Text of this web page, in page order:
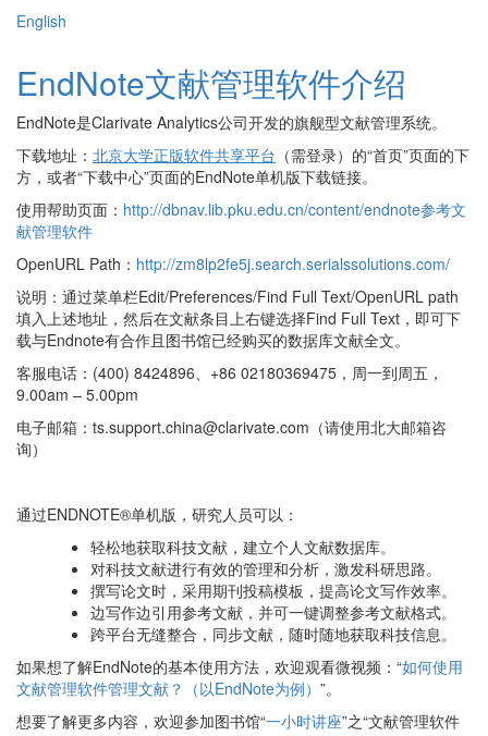
English
EndNote文献管理软件介绍
EndNote是Clarivate Analytics公司开发的旗舰型文献管理系统。
下载地址： 北京大学正版软件共享平台 （需登录）的“首页”页面的下
方，或者“下载中心”页面的EndNote单机版下载链接。
使用帮助页面： http://dbnav.lib.pku.edu.cn/content/endnote参考文
献管理软件
OpenURL Path： http://zm8lp2fe5j.search.serialssolutions.com/
说明：通过菜单栏Edit/Preferences/Find Full Text/OpenURL path
填入上述地址，然后在文献条目上右键选择Find Full Text，即可下
载与Endnote有合作且图书馆已经购买的数据库文献全文。
客服电话：(400) 8424896、+86 02180369475，周一到周五，
9.00am – 5.00pm
电子邮箱：ts.support.china@clarivate.com（请使用北大邮箱咨
询）
通过ENDNOTE®单机版，研究人员可以：
轻松地获取科技文献，建立个人文献数据库。
对科技文献进行有效的管理和分析，激发科研思路。
撰写论文时，采用期刊投稿模板，提高论文写作效率。
边写作边引用参考文献，并可一键调整参考文献格式。
跨平台无缝整合，同步文献，随时随地获取科技信息。
如果想了解EndNote的基本使用方法，欢迎观看微视频：“如何使用
文献管理软件管理文献？（以EndNote为例） ”。
想要了解更多内容，欢迎参加图书馆“一小时讲座”之“文献管理软件